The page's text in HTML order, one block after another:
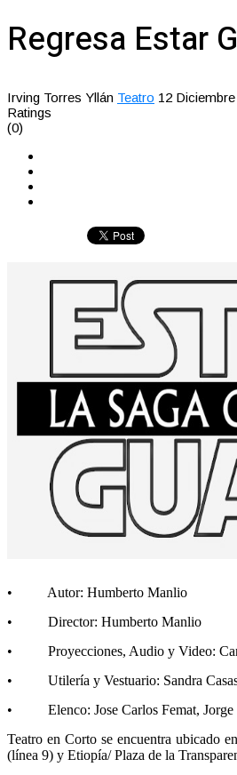
Regresa Estar
Irving Torres Yllán Teatro 12
Ratings
(0)
• Autor: Humberto Manlio
• Director: Humberto Manlio
• Proyecciones, Audio y Video:
• Utilería y Vestuario: Sandra
• Elenco: Jose Carlos Femat, Jorge
Teatro en Corto se encuentra ubicado
(línea 9) y Etiopía/ Plaza de la